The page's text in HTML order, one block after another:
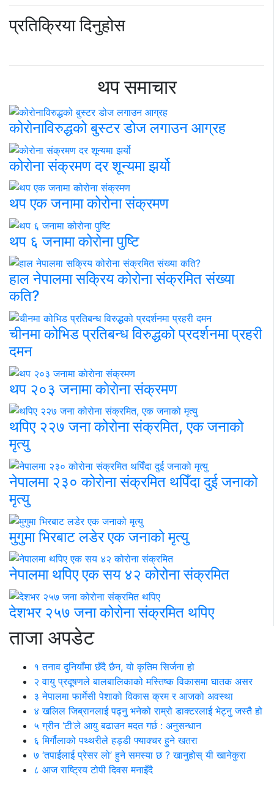
प्रतिक्रिया दिनुहोस
थप समाचार
कोरोनाविरुद्धको बुस्टर डोज लगाउन आग्रह
कोरोना संक्रमण दर शून्यमा झर्यो
थप एक जनामा कोरोना संक्रमण
थप ६ जनामा कोरोना पुष्टि
हाल नेपालमा सक्रिय कोरोना संक्रमित संख्या
कति?
चीनमा कोभिड प्रतिबन्ध विरुद्धको प्रदर्शनमा प्रहरी
दमन
थप २०३ जनामा काेराेना संक्रमण
थपिए २२७ जना कोरोना संक्रमित, एक जनाको
मृत्यु
नेपालमा २३० कोरोना संक्रमित थपिँदा दुई जनाको
मृत्यु
मुगुमा भिरबाट लडेर एक जनाको मृत्यु
नेपालमा थपिए एक सय ४२ कोरोना संक्रमित
देशभर २५७ जना कोरोना संक्रमित थपिए
ताजा अपडेट
१ तनाव दुनियाँमा छँदै छैन, यो कृतिम सिर्जना हो
२ वायु प्रदूषणले बालबालिकाको मस्तिष्क विकासमा घातक असर
३ नेपालमा फार्मेसी पेशाको विकास क्रम र आजको अवस्था
४ खलिल जिब्रानलाई पढ्नु भनेको राम्रो डाक्टरलाई भेट्नु जस्तै हो
५ ग्रीन ‘टी’ले आयु बढाउन मदत गर्छ : अनुसन्धान
६ मिर्गौलाको पथ्थरीले हड्डी फ्याक्चर हुने खतरा
७ ‘तपाईलाई प्रेसर लो’ हुने समस्या छ ? खानुहोस् यी खानेकुरा
८ आज राष्ट्रिय टोपी दिवस मनाइँदै